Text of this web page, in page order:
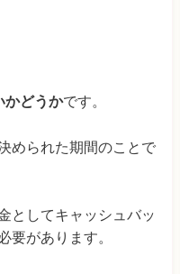
かどうかです。
められた期間のことで
としてキャッシュバッ
要があります。